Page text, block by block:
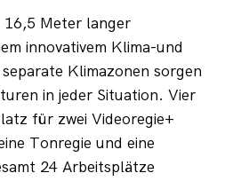
16,5 Meter langer
innovativem Klima-und
Klimazonen sorgen
in jeder Situation. Vier
für zwei Videoregie+
Tonregie und eine
24 Arbeitsplätze